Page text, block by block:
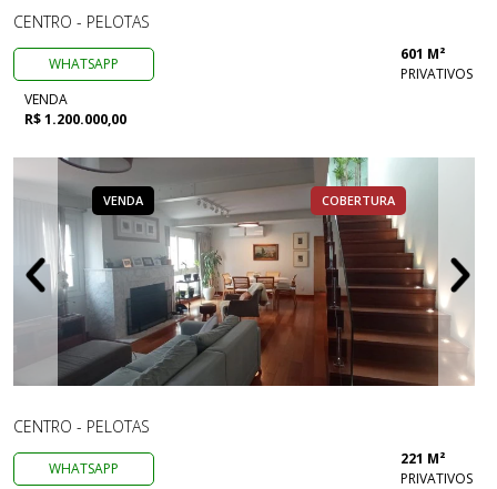
CENTRO - PELOTAS
WHATSAPP
601 M²
PRIVATIVOS
VENDA
R$ 1.200.000,00
VENDA COBERTURA
CENTRO - PELOTAS
WHATSAPP
221 M²
PRIVATIVOS